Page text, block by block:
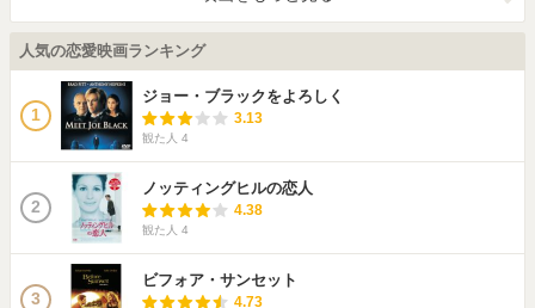
人気の恋愛映画ランキング
1
ジョー・ブラックをよろしく
3.13
観た人 4
2
ノッティングヒルの恋人
4.38
観た人 4
3
ビフォア・サンセット
4.73